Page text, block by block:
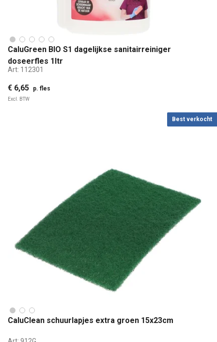
CaluGreen BIO S1 dagelijkse sanitairreiniger
doseerfles 1ltr
Art: 112301
€ 6,65 p. fles
Excl. BTW
Best verkocht
CaluClean schuurlapjes extra groen 15x23cm